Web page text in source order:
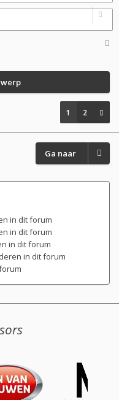
1 2
Ga naar
in dit forum
in dit forum
in dit forum
in dit forum